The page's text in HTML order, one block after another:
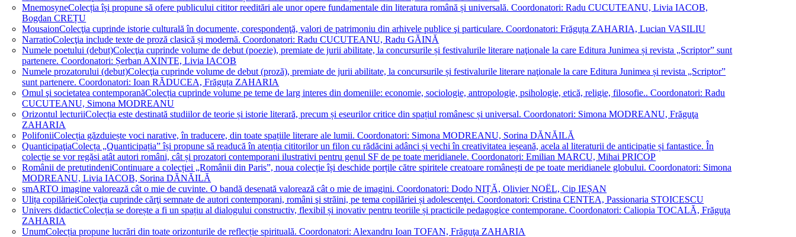
MnemosyneColecția își propune să ofere publicului cititor reeditări ale unor opere fundamentale din literatura română și universală. Coordonatori: Radu CUCUTEANU, Livia IACOB,
Bogdan CREȚU
MousaionColecţia cuprinde istorie culturală în documente, corespondenţă, valori de patrimoniu din arhivele publice şi particulare. Coordonatori: Frăguța ZAHARIA, Lucian VASILIU
NarratioColecţia include texte de proză clasică și modernă. Coordonatori: Radu CUCUTEANU, Radu GĂINĂ
Numele poetului (debut)Colecţia cuprinde volume de debut (poezie), premiate de jurii abilitate, la concursurile și festivalurile literare naţionale la care Editura Junimea și revista „Scriptor” sunt
partenere. Coordonatori: Șerban AXINTE, Livia IACOB
Numele prozatorului (debut)Colecţia cuprinde volume de debut (proză), premiate de jurii abilitate, la concursurile și festivalurile literare naţionale la care Editura Junimea și revista „Scriptor”
sunt partenere. Coordonatori: Ioan RĂDUCEA, Frăguța ZAHARIA
Omul şi societatea contemporanăColecția cuprinde volume pe teme de larg interes din domeniile: economie, sociologie, antropologie, psihologie, etică, religie, filosofie.. Coordonatori: Radu
CUCUTEANU, Simona MODREANU
Orizontul lecturiiColecția este destinată studiilor de teorie și istorie literară, precum și eseurilor critice din spațiul românesc și universal. Coordonatori: Simona MODREANU, Frăguţa
ZAHARIA
PolifoniiColecția găzduiește voci narative, în traducere, din toate spațiile literare ale lumii. Coordonatori: Simona MODREANU, Sorina DĂNĂILĂ
QuanticipaţiaColecța „Quanticipația” își propune să readucă în atenția cititorilor un filon cu rădăcini adânci și vechi în creativitatea ieșeană, acela al literaturii de anticipație și fantastice. În
colecție se vor regăsi atât autori români, cât și prozatori contemporani ilustrativi pentru genul SF de pe toate meridianele. Coordonatori: Emilian MARCU, Mihai PRICOP
Românii de pretutindeniContinuare a colecției „Românii din Paris”, noua colecție își deschide porțile către spiritele creatoare românești de pe toate meridianele globului. Coordonatori: Simona
MODREANU, Livia IACOB, Sorina DĂNĂILĂ
smARTO imagine valorează cât o mie de cuvinte. O bandă desenată valorează cât o mie de imagini. Coordonatori: Dodo NIȚĂ, Olivier NOËL, Cip IEȘAN
Ulița copilărieiColecţia cuprinde cărţi semnate de autori contemporani, români şi străini, pe tema copilăriei și adolescenţei. Coordonatori: Cristina CENTEA, Passionaria STOICESCU
Univers didacticColecția se dorește a fi un spațiu al dialogului constructiv, flexibil și inovativ pentru teoriile și practicile pedagogice contemporane. Coordonatori: Caliopia TOCALĂ, Frăguţa
ZAHARIA
UnumColecția propune lucrări din toate orizonturile de reflecție spirituală. Coordonatori: Alexandru Ioan TOFAN, Frăguţa ZAHARIA